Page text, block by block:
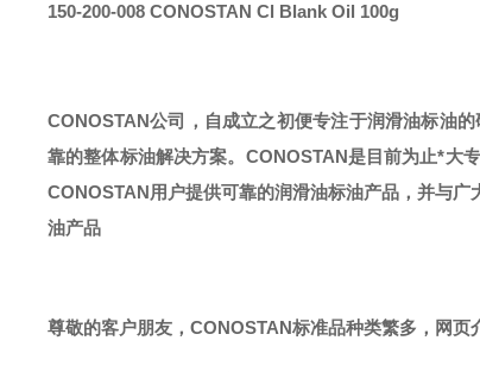
150-200-008 CONOSTAN Cl Blank Oil 100g
CONOSTAN公司，自成立之初便专注于润滑油标油
靠的整体标油解决方案。CONOSTAN是目前为止*大专
CONOSTAN用户提供可靠的润滑油标油产品，并与广
油产品
尊敬的客户朋友， CONOSTAN标准品种类繁多，网页